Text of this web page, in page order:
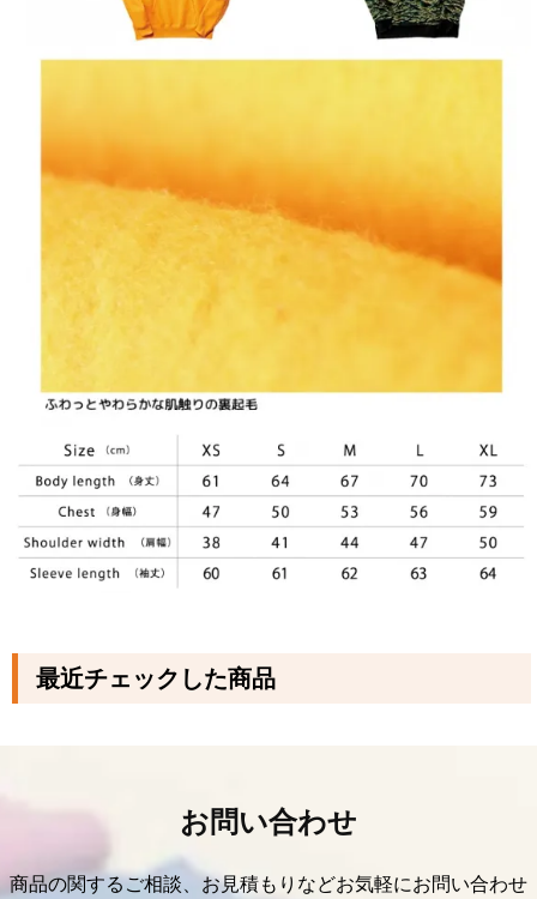
最近チェックした商品
お問い合わせ
商品の関するご相談、お見積もりなどお気軽にお問い合わせ